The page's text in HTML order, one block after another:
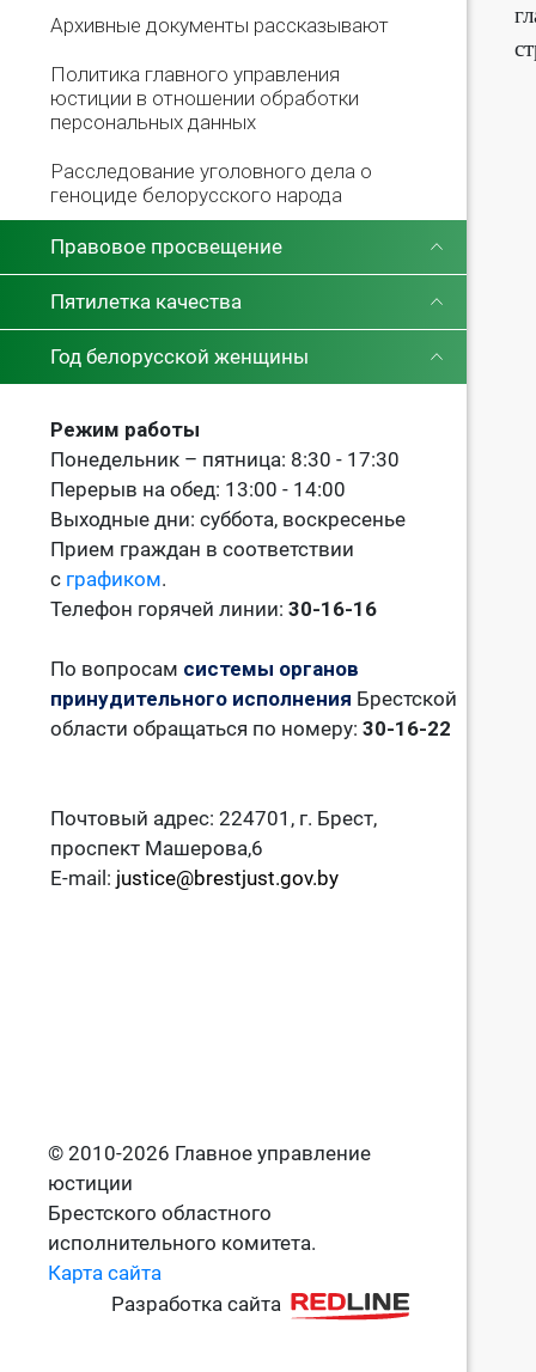
Архивные документы рассказывают
Политика главного управления
юстиции в отношении обработки
персональных данных
Расследование уголовного дела о
геноциде белорусского народа
Правовое просвещение
Пятилетка качества
Год белорусской женщины
Режим работы
Понедельник – пятница: 8:30 - 17:30
Перерыв на обед: 13:00 - 14:00
Выходные дни: суббота, воскресенье
Прием граждан в соответствии
с графиком.
Телефон горячей линии: 30-16-16
По вопросам системы органов
принудительного исполнения Брестской
области обращаться по номеру: 30-16-22
Почтовый адрес: 224701, г. Брест,
проспект Машерова,6
E-mail: justice@brestjust.gov.by
© 2010-2026 Главное управление
юстиции
Брестского областного
исполнительного комитета.
Карта сайта
Разработка сайта